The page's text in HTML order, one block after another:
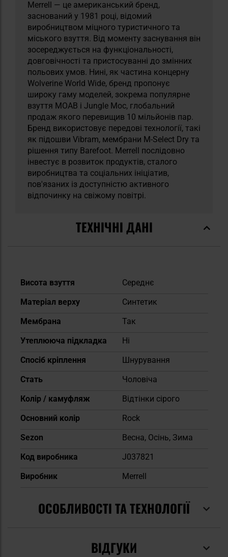
Merrell — це американський бренд,
заснований у 1981 році, відомий
виробництвом міцного туристичного та
міського взуття. Від моменту заснування він
зосереджується на функціональності,
довговічності та пристосуванні до змінних
польових умов. Нині, як частина концерну
Wolverine World Wide, бренд пропонує
широку гаму моделей, зокрема популярне
взуття MOAB і Jungle Moc, глобальний
продаж якого перевищив 10 мільйонів пар.
Бренд використовує передові технології, такі
як підошви Vibram, мембрани M-Select Dry та
рішення типу Barefoot. Merrell послідовно
інвестує в розвиток продуктів, сталого
виробництва та соціальних ініціатив,
пов'язаних із доступністю активного
відпочинку на свіжому повітрі.
ТЕХНІЧНІ ДАНІ
Докладніше
Висота взуття
Середнє
Матеріал верху
Синтетик
Мембрана
Так
Утеплююча підкладка
Ні
Спосіб кріплення
Шнурування
Cтать
Чоловіча
Колір / камуфляж
Відтінки сірого
Основний колір
Rock
Sezon
Весна, Осінь, Зима
Код виробника
J037821
Виробник
Merrell
ОСОБЛИВОСТІ ТА ТЕХНОЛОГІЇ
ВІДГУКИ